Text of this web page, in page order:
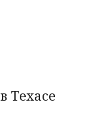
Техасе